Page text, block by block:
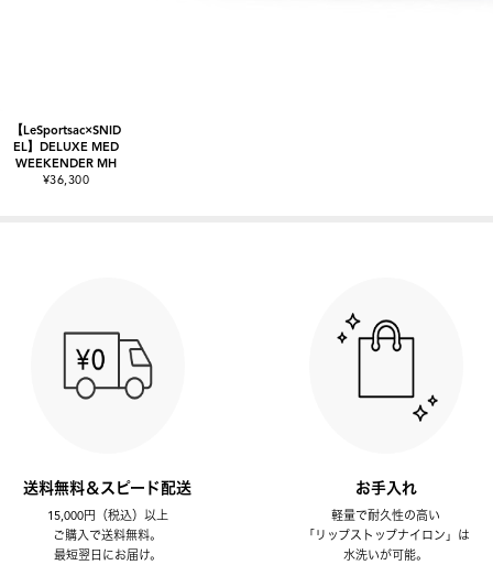
【LeSportsac×SNID
EL】DELUXE MED
WEEKENDER MH
¥36,300
送料無料＆スピード配送
15,000円（税込）以上
ご購入で送料無料。
最短翌日にお届け。
お手入れ
軽量で耐久性の高い
「リップストップナイロン」は
水洗いが可能。